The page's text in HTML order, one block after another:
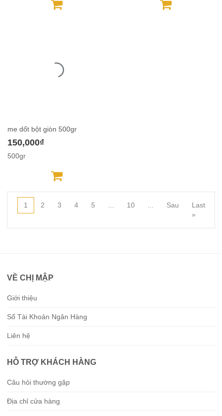
me dốt bột giòn 500gr
150,000₫
500gr
1 2 3 4 5 10
Last
»
VỀ CHỊ MẬP
Giới thiệu
Số Tài Khoản Ngân Hàng
Liên hệ
HỖ TRỢ KHÁCH HÀNG
Câu hỏi thường gặp
Địa chỉ cửa hàng